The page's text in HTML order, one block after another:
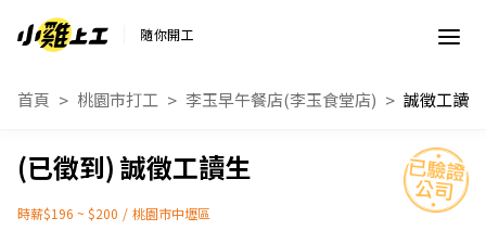
隨你開工
首頁 桃園市打工 李玉早午餐店(李玉食堂店) 誠徵工讀生
誠徵工讀生
時薪$196 ~ $200 / 桃園市中壢區